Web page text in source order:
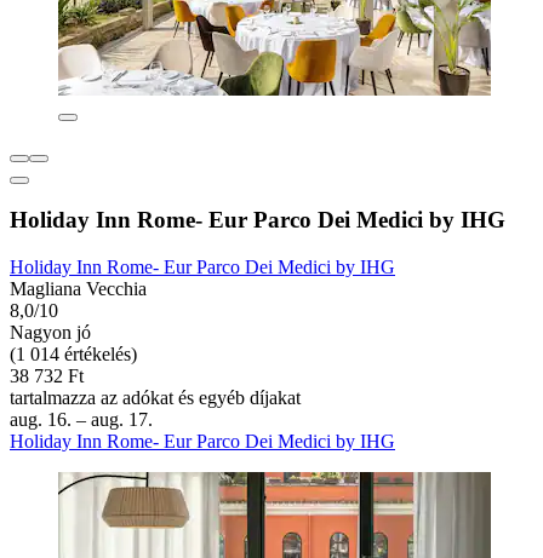
Holiday Inn Rome- Eur Parco Dei Medici by IHG
Holiday Inn Rome- Eur Parco Dei Medici by IHG
Magliana Vecchia
8,0/10
Nagyon jó
(1 014 értékelés)
38 732 Ft
tartalmazza az adókat és egyéb díjakat
aug. 16. – aug. 17.
Holiday Inn Rome- Eur Parco Dei Medici by IHG